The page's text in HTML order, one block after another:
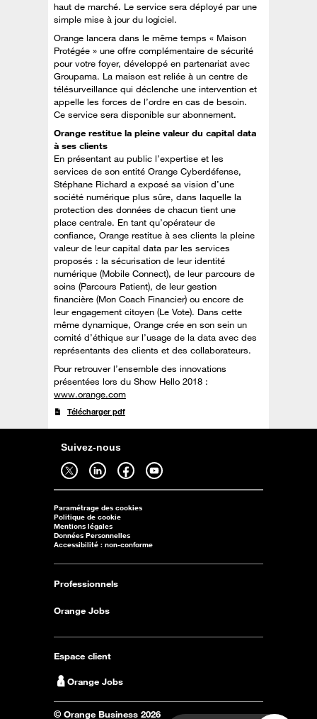
haut de marché. Le service sera déployé par une
simple mise à jour du logiciel.
Orange lancera dans le même temps « Maison
Protégée » une offre complémentaire de sécurité
pour votre foyer, développé en partenariat avec
Groupama. La maison est reliée à un centre de
télésurveillance qui déclenche une intervention et
appelle les forces de l’ordre en cas de besoin.
Ce service sera disponible sur abonnement.
Orange restitue la pleine valeur du capital data
à ses clients
En présentant au public l’expertise et les
services de son entité Orange Cyberdéfense,
Stéphane Richard a exposé sa vision d’une
société numérique plus sûre, dans laquelle la
protection des données de chacun tient une
place centrale. En tant qu’opérateur de
confiance, Orange restitue à ses clients la pleine
valeur de leur capital data par les services
proposés : la sécurisation de leur identité
numérique (Mobile Connect), de leur parcours de
soins (Parcours Patient), de leur gestion
financière (Mon Coach Financier) ou encore de
leur engagement citoyen (Le Vote). Dans cette
même dynamique, Orange crée en son sein un
comité d’éthique sur l’usage de la data avec des
représentants des clients et des collaborateurs.
Pour retrouver l’ensemble des innovations
présentées lors du Show Hello 2018 :
www.orange.com
Télécharger pdf
Suivez-nous
Suivez-nous sur twitter - ouverture dans un nouvel onglet Suivez-nous sur linkedin - ouverture dans un nouvel onglet Suivez-nous sur facebook - ouverture dans un nouvel onglet Suivez-nous sur youtube - ouverture dans un nouvel onglet
Paramétrage des cookies
Politique de cookie
Mentions légales
Données Personnelles
Accessibilité : non-conforme
Professionnels
Orange Jobs
Espace client
Orange Jobs
© Orange Business 2026